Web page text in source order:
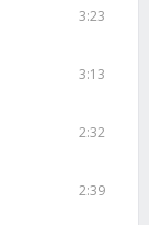
3:23
3:13
2:32
2:39